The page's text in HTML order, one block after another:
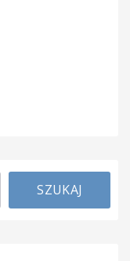
SZUKAJ